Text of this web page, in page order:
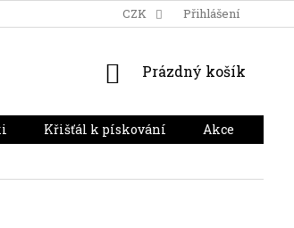
HODNOCENÍ OBCHODU
CZK Přihlášení
NÁKUPNÍ
Prázdný košík
Křišťál k pískování Akce